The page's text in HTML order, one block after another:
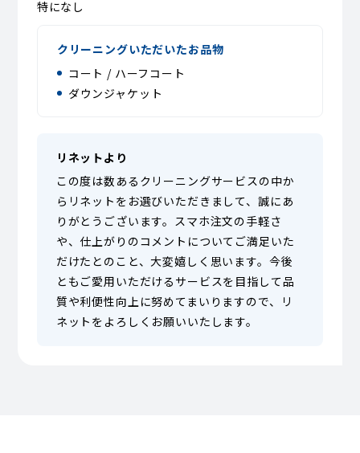
特になし
クリーニングいただいたお品物
コート / ハーフコート
ダウンジャケット
リネットより
この度は数あるクリーニングサービスの中か
らリネットをお選びいただきまして、誠にあ
りがとうございます。スマホ注文の手軽さ
や、仕上がりのコメントについてご満足いた
だけたとのこと、大変嬉しく思います。今後
ともご愛用いただけるサービスを目指して品
質や利便性向上に努めてまいりますので、リ
ネットをよろしくお願いいたします。